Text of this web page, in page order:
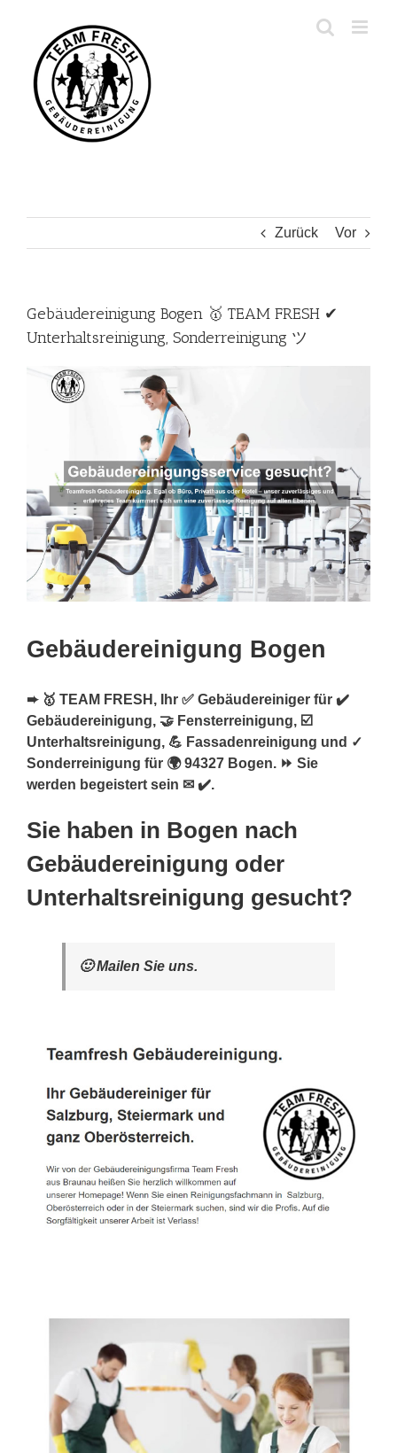
springen
Zurück Vor
Gebäudereinigung Bogen 🥇 TEAM FRESH ✔
Unterhaltsreinigung, Sonderreinigung ツ
Gebäudereinigung Bogen
➨ 🥇 TEAM FRESH, Ihr ✅ Gebäudereiniger für ✔️
Gebäudereinigung, 🤝 Fensterreinigung, ☑️
Unterhaltsreinigung, 💪 Fassadenreinigung und ✓
Sonderreinigung für 🌍 94327 Bogen. ⏩ Sie
werden begeistert sein ✉ ✔️.
Sie haben in Bogen nach
Gebäudereinigung oder
Unterhaltsreinigung gesucht?
🙂 Mailen Sie uns.